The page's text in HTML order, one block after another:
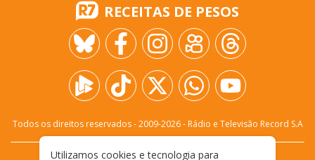
RECEITAS DE PESOS
Todos os direitos reservados - 2009-2026- Rádio e Televisão Record S.A
Utilizamos cookies e tecnologia para